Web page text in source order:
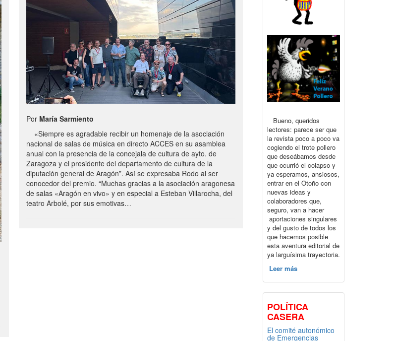
Por María Sarmiento
«Siempre es agradable recibir un homenaje de la asociación
nacional de salas de música en directo ACCES en su asamblea
anual con la presencia de la concejala de cultura de ayto. de
Zaragoza y el presidente del departamento de cultura de la
diputación general de Aragón”. Así se expresaba Rodo al ser
conocedor del premio. “Muchas gracias a la asociación aragonesa
de salas «Aragón en vivo» y en especial a Esteban Villarocha, del
teatro Arbolé, por sus emotivas…
Bueno, queridos
lectores: parece ser que
la revista poco a poco va
cogiendo el trote pollero
que deseábamos desde
que ocurrió el colapso y
ya esperamos, ansiosos,
entrar en el Otoño con
nuevas ideas y
colaboradores que,
seguro, van a hacer
aportaciones singulares
y del gusto de todos los
que hacemos posible
esta aventura editorial de
ya larguísima trayectoria.
Leer más
POLÍTICA
CASERA
El comité autonómico
de Emergencias